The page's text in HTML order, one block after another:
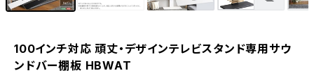
100インチ対応 頑丈・デザインテレビスタンド専用サウ
ンドバー棚板 HBWAT